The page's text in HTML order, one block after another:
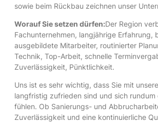
sowie beim Rückbau zeichnen unser
Worauf Sie setzen dürfen:Der Region
Fachunternehmen, langjährige Erfahrung,
ausgebildete Mitarbeiter, routinierter
Technik, Top-Arbeit, schnelle
Zuverlässigkeit, Pünktlichkeit.
Uns ist es sehr wichtig, dass Sie mit
langfristig zufrieden sind und sich
fühlen. Ob Sanierungs- und
Zuverlässigkeit und eine kontinuierliche